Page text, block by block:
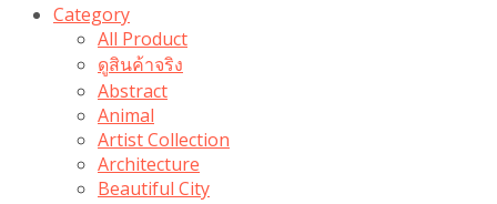
Category
All Product
ดูสินค้าจริง
Abstract
Animal
Artist Collection
Architecture
Beautiful City